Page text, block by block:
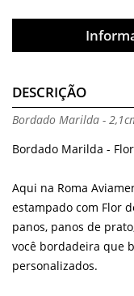
DESCRIÇÃO
Bordado Marilda -
Bordado Marilda -
Aqui na Roma
estampado com Flor
panos, panos de
você bordadeira que
personalizados.